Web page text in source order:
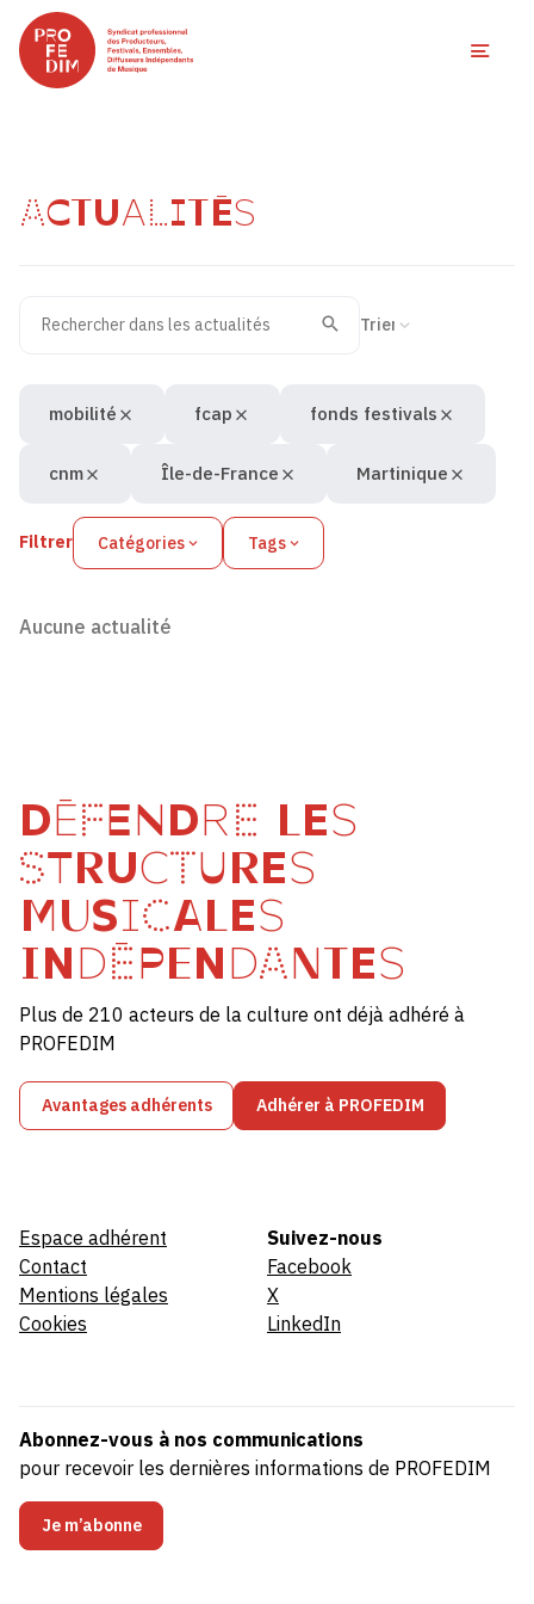
ACTUALITÉS
Recherche
Valider
Filtrer Catégories Tags
mobilité fcap fonds festivals
cnm Île-de-France Martinique
Aucune actualité
DÉFENDRE LES
STRUCTURES
MUSICALES
INDÉPENDANTES
Plus de 210 acteurs de la culture ont déjà adhéré à
PROFEDIM
Avantages adhérents Adhérer à PROFEDIM
Espace adhérent
Contact
Mentions légales
Cookies
Suivez-nous
Facebook
X
LinkedIn
Abonnez-vous à nos communications
pour recevoir les dernières informations de PROFEDIM
Je m’abonne